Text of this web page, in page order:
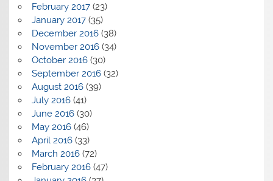
February 2017(23)
January 2017(35)
December 2016(38)
November 2016(34)
October 2016(30)
September 2016(32)
August 2016(39)
July 2016(41)
June 2016(30)
May 2016(46)
April 2016(33)
March 2016(72)
February 2016(47)